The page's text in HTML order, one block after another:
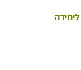
ליחידה